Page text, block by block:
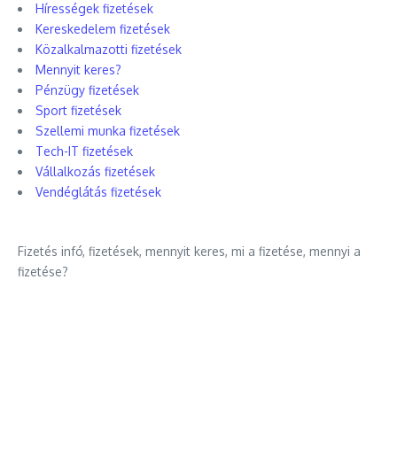
Hírességek fizetések
Kereskedelem fizetések
Közalkalmazotti fizetések
Mennyit keres?
Pénzügy fizetések
Sport fizetések
Szellemi munka fizetések
Tech-IT fizetések
Vállalkozás fizetések
Vendéglátás fizetések
Fizetés infó, fizetések, mennyit keres, mi a fizetése, mennyi a
fizetése?